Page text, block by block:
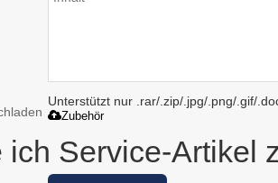
Unterstützt nur .rar/.zip/.jpg/.png/.gif/
Zubehör
ich Service-Artikel